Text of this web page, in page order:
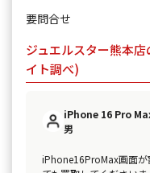
要問合せ
ジュエルスター熊本
イト調べ)
iPhone 16 Pro
男
iPhone16ProMax画面が